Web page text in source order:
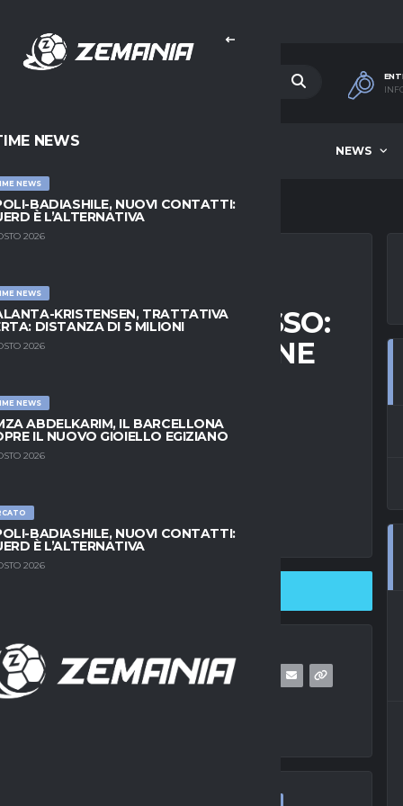
NEWS
NEWS
NEWS
BADIASHILE, NUOVI CONTATTI:
È L’ALTERNATIVA
2026
NEWS
KRISTENSEN, TRATTATIVA
DISTANZA DI 5 MILIONI
2026
NEWS
ABDELKARIM, IL BARCELLONA
IL NUOVO GIOIELLO EGIZIANO
2026
BADIASHILE, NUOVI CONTATTI:
È L’ALTERNATIVA
2026
CIOFFI AD UN PASSO:
LA SOSTITUZIONE